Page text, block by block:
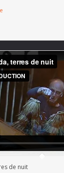
de nuit